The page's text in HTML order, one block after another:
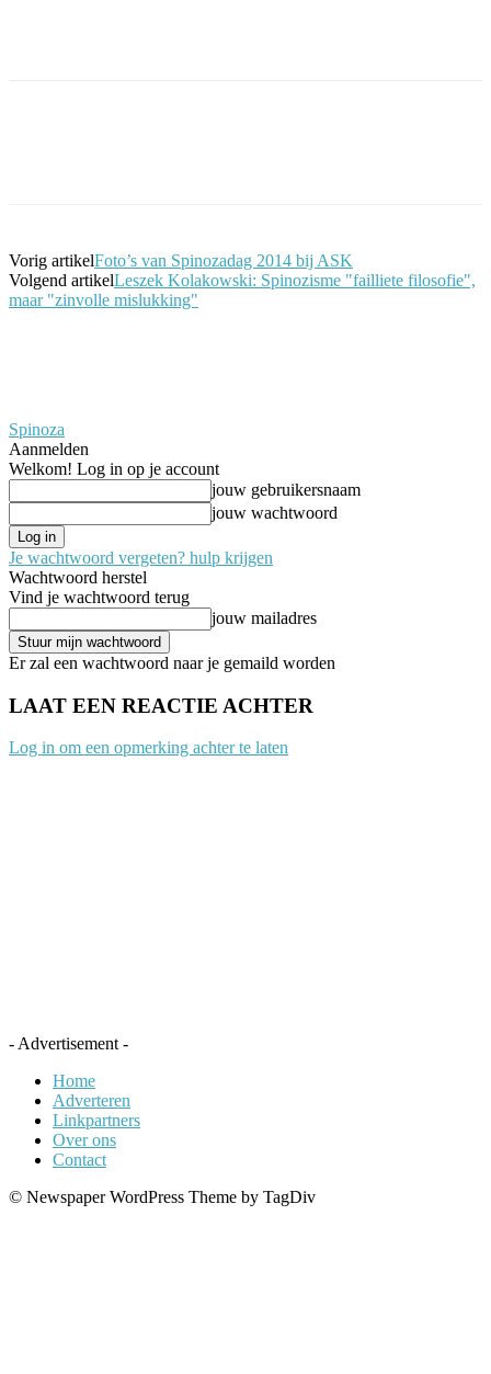
Vorig artikelFoto’s van Spinozadag 2014 bij ASK
Volgend artikelLeszek Kolakowski: Spinozisme "failliete filosofie",
maar "zinvolle mislukking"
Spinoza
Aanmelden
Welkom! Log in op je account
jouw gebruikersnaam
jouw wachtwoord
Je wachtwoord vergeten? hulp krijgen
Wachtwoord herstel
Vind je wachtwoord terug
jouw mailadres
Er zal een wachtwoord naar je gemaild worden
LAAT EEN REACTIE ACHTER
Log in om een opmerking achter te laten
- Advertisement -
Home
Adverteren
Linkpartners
Over ons
Contact
© Newspaper WordPress Theme by TagDiv